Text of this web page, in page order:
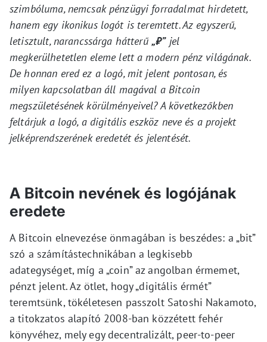
szimbóluma, nemcsak pénzügyi forradalmat hirdetett,
hanem egy ikonikus logót is teremtett. Az egyszerű,
letisztult, narancssárga hátterű„₿”jel
megkerülhetetlen eleme lett a modern pénz világának.
De honnan ered ez a logó, mit jelent pontosan, és
milyen kapcsolatban áll magával a Bitcoin
megszületésének körülményeivel? A következőkben
feltárjuk a logó, a digitális eszköz neve és a projekt
jelképrendszerének eredetét és jelentését.
A Bitcoin nevének és logójának
eredete
A Bitcoin elnevezése önmagában is beszédes: a „bit”
szó a számítástechnikában a legkisebb
adategységet, míg a „coin” az angolban érmemet,
pénzt jelent. Az ötlet, hogy „digitális érmét”
teremtsünk, tökéletesen passzolt Satoshi Nakamoto,
a titokzatos alapító 2008-ban közzétett fehér
könyvéhez, mely egy decentralizált, peer-to-peer